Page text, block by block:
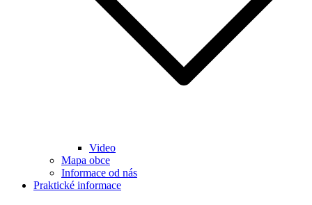
Video
Mapa obce
Informace od nás
Praktické informace